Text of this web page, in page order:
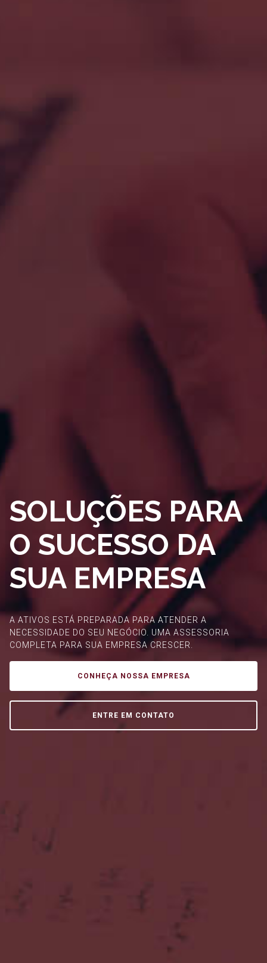
SOLUÇÕES PARA
O SUCESSO DA
SUA EMPRESA
A ATIVOS ESTÁ PREPARADA PARA ATENDER A
NECESSIDADE DO SEU NEGÓCIO. UMA ASSESSORIA
COMPLETA PARA SUA EMPRESA CRESCER.
CONHEÇA NOSSA EMPRESA
ENTRE EM CONTATO